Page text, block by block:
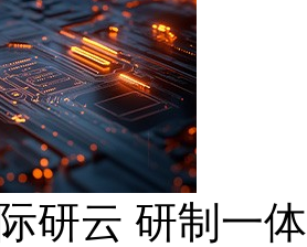
研云 研制一